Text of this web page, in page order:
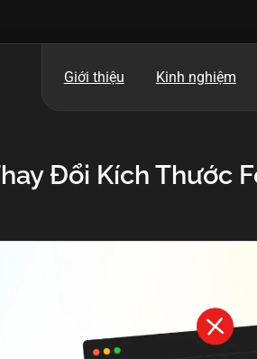
Giới thiệu Kinh nghiệm
Đổi Kích Thước